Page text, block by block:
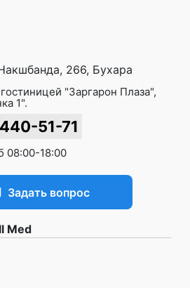
266, Бухара
"Заргарон Плаза",
1".
51-71
08:00-18:00
Задать вопрос
Med